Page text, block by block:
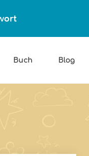
Buch Blog